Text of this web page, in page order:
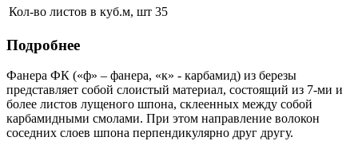
Кол-во листов в куб.м, шт 35
Подробнее
Фанера ФК («ф» – фанера, «к» - карбамид) из березы
представляет собой слоистый материал, состоящий из 7-ми и
более листов лущеного шпона, склеенных между собой
карбамидными смолами. При этом направление волокон
соседних слоев шпона перпендикулярно друг другу.